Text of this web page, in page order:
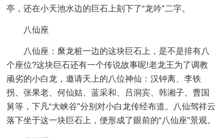
亭，还在小天池水边的巨石上刻下了“龙吟”二字。
八仙座
八仙座：縻龙桩一边的这块巨石上，是不是排有八
个座位?这块巨石还有一个传说故事呢!老龙王为了调教
顽劣的小白龙，邀请天上的八位神仙：汉钟离、李铁
拐、张果老、何仙姑、蓝采和、吕洞宾、韩湘子、曹国
舅等，下凡“大峡谷”分别对小白龙传经布道。八仙驾祥云
落下坐于这一块巨石上，便形成了眼前的“八仙座”景观。